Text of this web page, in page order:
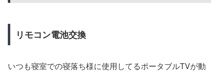
リモコン電池交換
いつも寝室での寝落ち様に使用してるポータブルTVが動